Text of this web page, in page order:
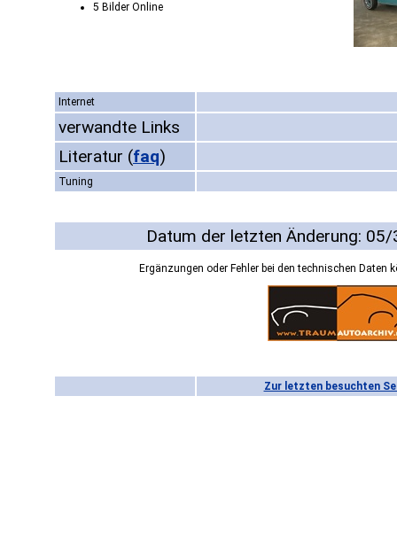
5 Bilder Online
Internet
verwandte Links
Literatur (faq)
Tuning
Datum der letzten Änderung:
Ergänzungen oder Fehler bei den technischen Daten
Zur letzten besuchten